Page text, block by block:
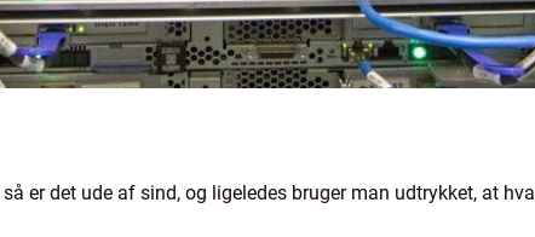
er det ude af sind, og ligeledes bruger man udtrykket, at